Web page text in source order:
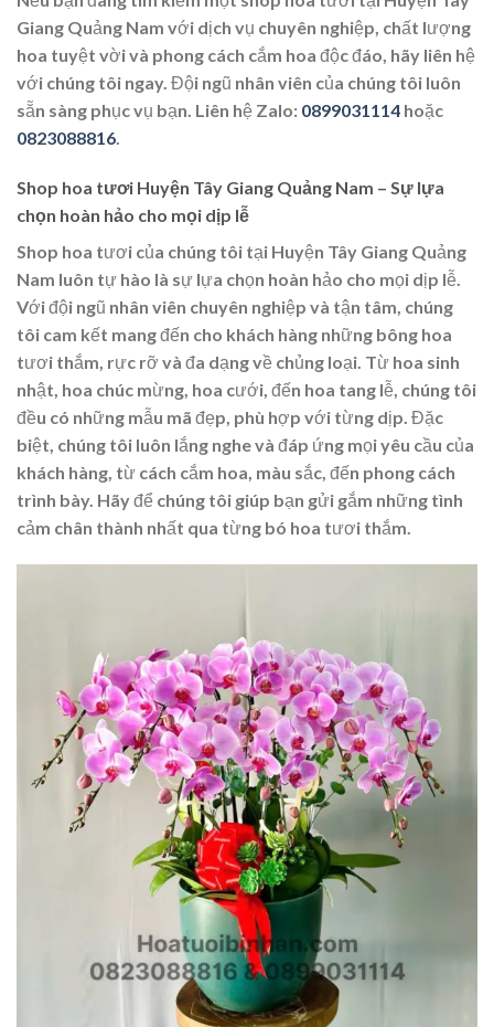
Giang Quảng Nam với dịch vụ chuyên nghiệp, chất lượng
hoa tuyệt vời và phong cách cắm hoa độc đáo, hãy liên hệ
với chúng tôi ngay. Đội ngũ nhân viên của chúng tôi luôn
sẵn sàng phục vụ bạn. Liên hệ Zalo: 0899031114 hoặc
0823088816
Shop hoa tươi Huyện Tây Giang Quảng Nam – Sự lựa
chọn hoàn hảo cho mọi dịp lễ
Shop hoa tươi của chúng tôi tại Huyện Tây Giang Quảng
Nam luôn tự hào là sự lựa chọn hoàn hảo cho mọi dịp lễ.
Với đội ngũ nhân viên chuyên nghiệp và tận tâm, chúng
tôi cam kết mang đến cho khách hàng những bông hoa
tươi thắm, rực rỡ và đa dạng về chủng loại. Từ hoa sinh
nhật, hoa chúc mừng, hoa cưới, đến hoa tang lễ, chúng tôi
đều có những mẫu mã đẹp, phù hợp với từng dịp. Đặc
biệt, chúng tôi luôn lắng nghe và đáp ứng mọi yêu cầu của
khách hàng, từ cách cắm hoa, màu sắc, đến phong cách
trình bày. Hãy để chúng tôi giúp bạn gửi gắm những tình
cảm chân thành nhất qua từng bó hoa tươi thắm.